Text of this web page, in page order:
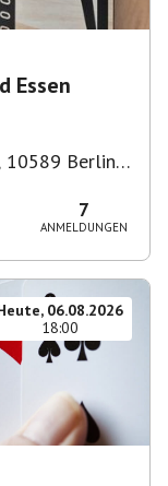
Essen
Berlin-
7
ANMELDUNGEN
06.08.2026
18:00